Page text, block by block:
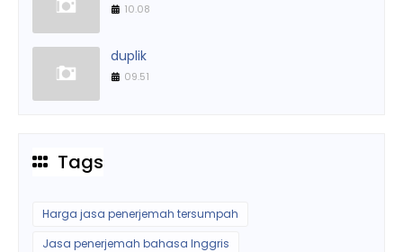
10.08
duplik
09.51
Tags
Harga jasa penerjemah tersumpah
Jasa penerjemah bahasa Inggris